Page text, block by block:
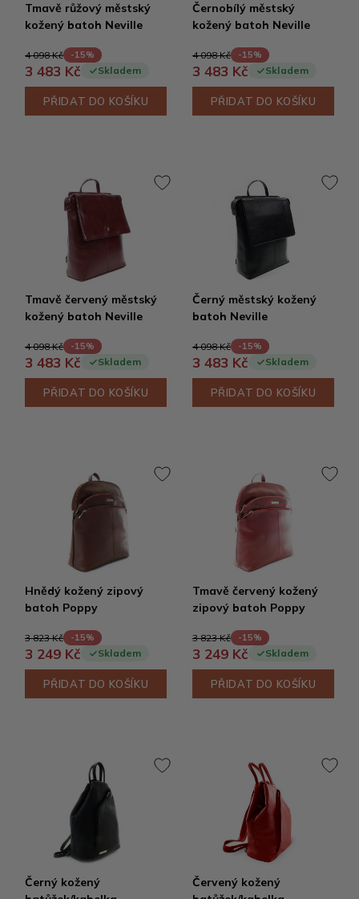
Tmavě růžový městský
kožený batoh Neville
4 098 Kč -15%
3 483 Kč Skladem
PŘIDAT DO KOŠÍKU
Černobílý městský
kožený batoh Neville
4 098 Kč -15%
3 483 Kč Skladem
PŘIDAT DO KOŠÍKU
Tmavě červený městský
kožený batoh Neville
4 098 Kč -15%
3 483 Kč Skladem
PŘIDAT DO KOŠÍKU
Černý městský kožený
batoh Neville
4 098 Kč -15%
3 483 Kč Skladem
PŘIDAT DO KOŠÍKU
Hnědý kožený zipový
batoh Poppy
3 823 Kč -15%
3 249 Kč Skladem
PŘIDAT DO KOŠÍKU
Tmavě červený kožený
zipový batoh Poppy
3 823 Kč -15%
3 249 Kč Skladem
PŘIDAT DO KOŠÍKU
Černý kožený
Červený kožený